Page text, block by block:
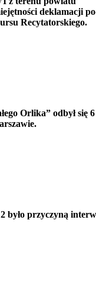
deklamacji
Recytatorskiego.
Orlika” odbył się 6
było przyczyną